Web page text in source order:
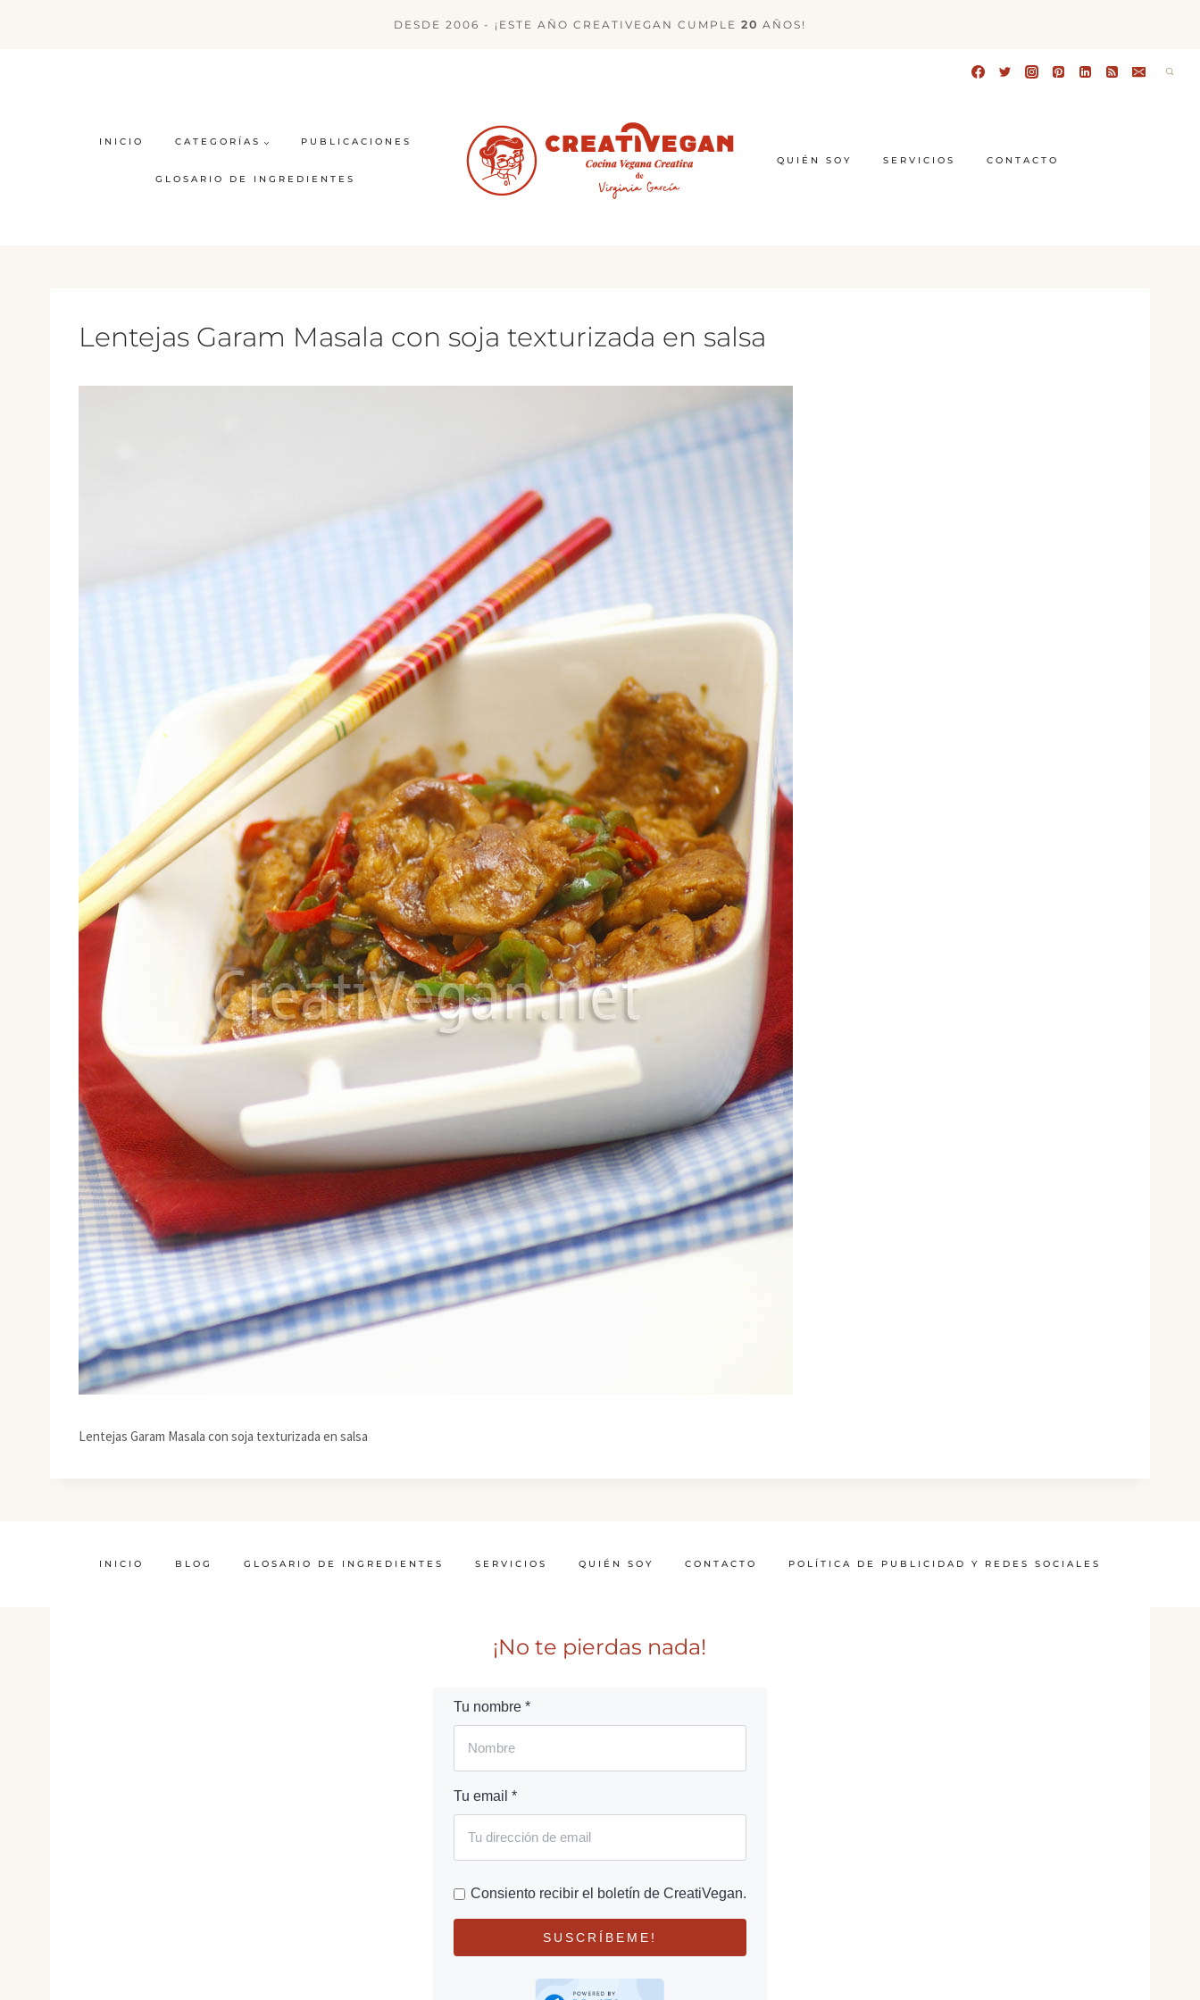
DESDE 2006 - ¡ESTE AÑO CREATIVEGAN CUMPLE 20 AÑOS!
INICIO CATEGORÍAS PUBLICACIONES
GLOSARIO DE INGREDIENTES
QUIÉN SOY SERVICIOS CONTACTO
Lentejas Garam Masala con soja texturizada en salsa
Lentejas Garam Masala con soja texturizada en salsa
INICIO BLOG GLOSARIO DE INGREDIENTES SERVICIOS QUIÉN SOY CONTACTO POLÍTICA DE PUBLICIDAD Y REDES SOCIALES
¡No te pierdas nada!
Tu nombre *
Tu email *
Consiento recibir el boletín de CreatiVegan.
SUSCRÍBEME!